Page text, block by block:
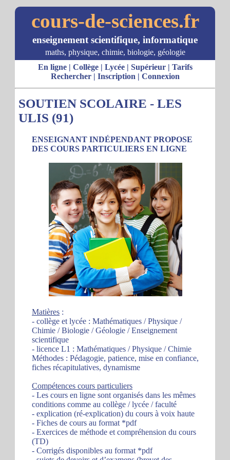
cours-de-sciences.fr
enseignement scientifique, informatique
maths, physique, chimie, biologie, géologie
En ligne| Collège| Lycée| Supérieur| Tarifs
Rechercher| Inscription | Connexion
SOUTIEN SCOLAIRE - LES
ULIS (91)
ENSEIGNANT INDÉPENDANT PROPOSE
DES COURS PARTICULIERS EN LIGNE
Matières :
- collège et lycée : Mathématiques / Physique /
Chimie / Biologie / Géologie / Enseignement
scientifique
- licence L1 : Mathématiques / Physique / Chimie
Méthodes : Pédagogie, patience, mise en confiance,
fiches récapitulatives, dynamisme
Compétences cours particuliers
- Les cours en ligne sont organisés dans les mêmes
conditions comme au collège / lycée / faculté
- explication (ré-explication) du cours à voix haute
- Fiches de cours au format *pdf
- Exercices de méthode et compréhension du cours
(TD)
- Corrigés disponibles au format *pdf